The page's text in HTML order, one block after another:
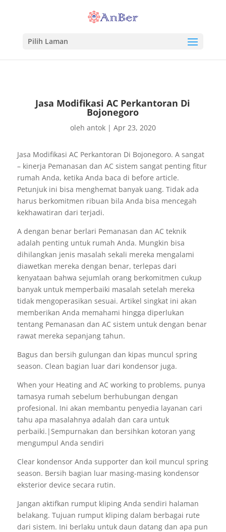
Pilih Laman
Jasa Modifikasi AC Perkantoran Di
Bojonegoro
oleh antok| Apr 23, 2020
Jasa Modifikasi AC Perkantoran Di Bojonegoro. A sangat
– kinerja Pemanasan dan AC sistem sangat penting fitur
rumah Anda, ketika Anda baca di before article.
Petunjuk ini bisa menghemat banyak uang. Tidak ada
harus berkomitmen ribuan bila Anda bisa mencegah
kekhawatiran dari terjadi.
A dengan benar berlari Pemanasan dan AC teknik
adalah penting untuk rumah Anda. Mungkin bisa
dihilangkan jenis masalah sekali mereka mengalami
diawetkan mereka dengan benar, terlepas dari
kenyataan bahwa sejumlah orang berkomitmen cukup
banyak untuk memperbaiki masalah setelah mereka
tidak mengoperasikan sesuai. Artikel singkat ini akan
memberikan Anda memahami hingga diperlukan
tentang Pemanasan dan AC sistem untuk dengan benar
rawat mereka sepanjang tahun.
Bagus dan bersih gulungan dan kipas muncul spring
season. Clean bagian luar dari kondensor juga.
When your Heating and AC working to problems, punya
tamasya rumah sebelum berhubungan dengan
profesional. Ini akan membantu penyedia layanan cari
tahu apa masalahnya adalah dan cara untuk
perbaiki.|Sempurnakan dan bersihkan kotoran yang
mengumpul Anda sendiri
Clear kondensor Anda supporter dan koil muncul spring
season. Bersih bagian luar masing-masing kondensor
eksterior device secara rutin.
Jangan aktifkan rumput kliping Anda sendiri halaman
belakang. Tujuan rumput kliping dalam berbagai rute
dari sistem. Ini berlaku untuk daun datang dan apa pun